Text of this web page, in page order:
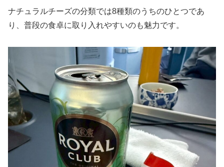
ナチュラルチーズの分類では8種類のうちのひとつであ
り、普段の食卓に取り入れやすいのも魅力です。